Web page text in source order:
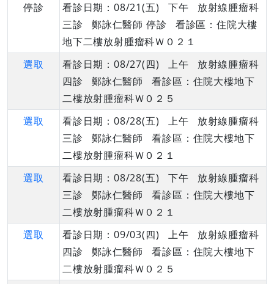
停診
看診日期：08/21(五) 下午 放射線腫瘤科
三診 鄭詠仁醫師 停診 看診區：住院大樓
地下二樓放射腫瘤科Ｗ０２１
選取
看診日期：08/27(四) 上午 放射線腫瘤科
四診 鄭詠仁醫師 看診區：住院大樓地下
二樓放射腫瘤科Ｗ０２５
選取
看診日期：08/28(五) 上午 放射線腫瘤科
三診 鄭詠仁醫師 看診區：住院大樓地下
二樓放射腫瘤科Ｗ０２１
選取
看診日期：08/28(五) 下午 放射線腫瘤科
三診 鄭詠仁醫師 看診區：住院大樓地下
二樓放射腫瘤科Ｗ０２１
選取
看診日期：09/03(四) 上午 放射線腫瘤科
四診 鄭詠仁醫師 看診區：住院大樓地下
二樓放射腫瘤科Ｗ０２５